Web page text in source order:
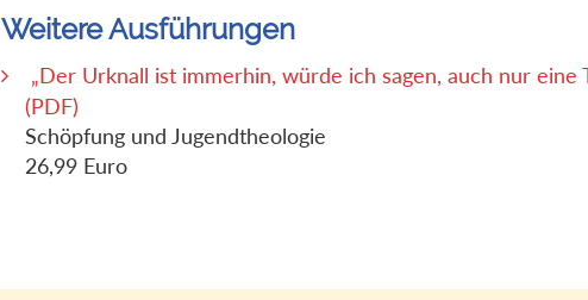
Weitere Ausführungen
„Der Urknall ist immerhin, würde ich sagen, auch nur eine
(PDF)
Schöpfung und Jugendtheologie
26,99 Euro